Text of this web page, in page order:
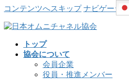
コンテンツへスキップ ナビゲーシ
トップ
協会について
会員企業
役員・推進メンバー